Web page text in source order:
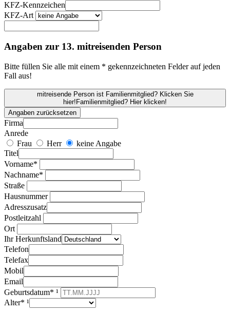
KFZ-Kennzeichen
KFZ-Art
Angaben zur 13. mitreisenden Person
Bitte füllen Sie alle mit einem * gekennzeichneten Felder auf jeden
Fall aus!
mitreisende Person ist Familienmitglied? Klicken Sie
hier! Familienmitglied? Hier klicken!
Angaben zurücksetzen
Firma
Anrede
Frau
Herr
keine Angabe
Titel
Vorname*
Nachname*
Straße
Hausnummer
Adresszusatz
Postleitzahl
Ort
Ihr Herkunftsland
Telefon
Telefax
Mobil
Email
Geburtsdatum* ¹
Alter* ¹